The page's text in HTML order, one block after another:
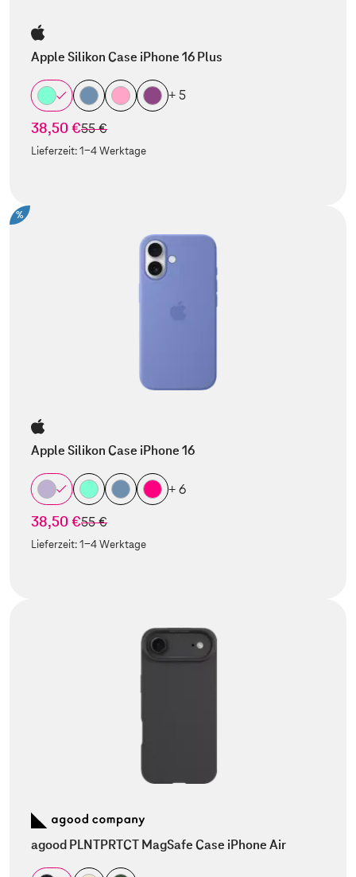
Apple Silikon Case iPhone 16 Plus
+ 5
38,50 €statt
55 €
Lieferzeit:1-4 Werktage
%
Apple Silikon Case iPhone 16
+ 6
38,50 €statt
55 €
Lieferzeit:1-4 Werktage
agood PLNTPRTCT MagSafe Case iPhone Air